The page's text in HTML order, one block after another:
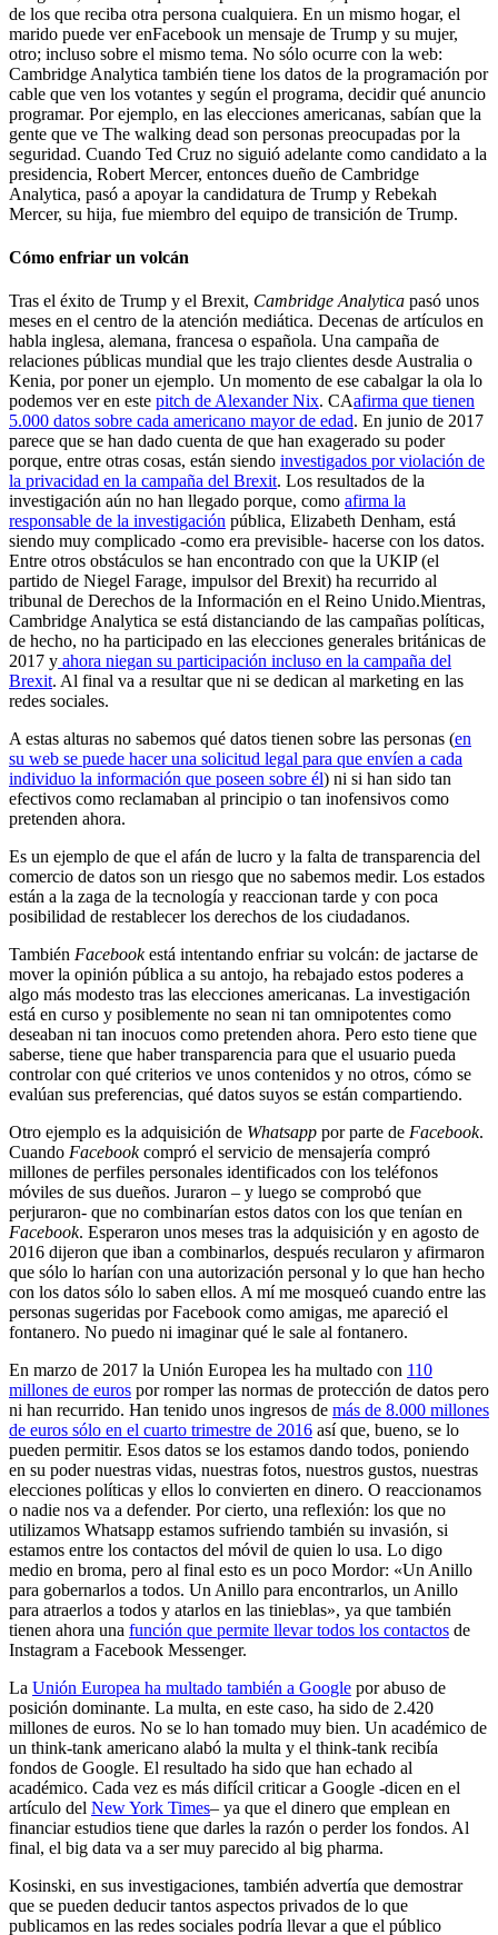
de los que reciba otra persona cualquiera. En un mismo hogar, el
marido puede ver enFacebook un mensaje de Trump y su mujer,
otro; incluso sobre el mismo tema. No sólo ocurre con la web:
Cambridge Analytica también tiene los datos de la programación por
cable que ven los votantes y según el programa, decidir qué anuncio
programar. Por ejemplo, en las elecciones americanas, sabían que la
gente que ve The walking dead son personas preocupadas por la
seguridad. Cuando Ted Cruz no siguió adelante como candidato a la
presidencia, Robert Mercer, entonces dueño de Cambridge
Analytica, pasó a apoyar la candidatura de Trump y Rebekah
Mercer, su hija, fue miembro del equipo de transición de Trump.
Cómo enfriar un volcán
Tras el éxito de Trump y el Brexit, Cambridge Analytica pasó unos
meses en el centro de la atención mediática. Decenas de artículos en
habla inglesa, alemana, francesa o española. Una campaña de
relaciones públicas mundial que les trajo clientes desde Australia o
Kenia, por poner un ejemplo. Un momento de ese cabalgar la ola lo
podemos ver en este pitch de Alexander Nix. CAafirma que tienen
5.000 datos sobre cada americano mayor de edad. En junio de 2017
parece que se han dado cuenta de que han exagerado su poder
porque, entre otras cosas, están siendo investigados por violación de
la privacidad en la campaña del Brexit. Los resultados de la
investigación aún no han llegado porque, como afirma la
responsable de la investigación pública, Elizabeth Denham, está
siendo muy complicado -como era previsible- hacerse con los datos.
Entre otros obstáculos se han encontrado con que la UKIP (el
partido de Niegel Farage, impulsor del Brexit) ha recurrido al
tribunal de Derechos de la Información en el Reino Unido.Mientras,
Cambridge Analytica se está distanciando de las campañas políticas,
de hecho, no ha participado en las elecciones generales británicas de
2017 y ahora niegan su participación incluso en la campaña del
Brexit. Al final va a resultar que ni se dedican al marketing en las
redes sociales.
A estas alturas no sabemos qué datos tienen sobre las personas (en
su web se puede hacer una solicitud legal para que envíen a cada
individuo la información que poseen sobre él) ni si han sido tan
efectivos como reclamaban al principio o tan inofensivos como
pretenden ahora.
Es un ejemplo de que el afán de lucro y la falta de transparencia del
comercio de datos son un riesgo que no sabemos medir. Los estados
están a la zaga de la tecnología y reaccionan tarde y con poca
posibilidad de restablecer los derechos de los ciudadanos.
También Facebookestá intentando enfriar su volcán: de jactarse de
mover la opinión pública a su antojo, ha rebajado estos poderes a
algo más modesto tras las elecciones americanas. La investigación
está en curso y posiblemente no sean ni tan omnipotentes como
deseaban ni tan inocuos como pretenden ahora. Pero esto tiene que
saberse, tiene que haber transparencia para que el usuario pueda
controlar con qué criterios ve unos contenidos y no otros, cómo se
evalúan sus preferencias, qué datos suyos se están compartiendo.
Otro ejemplo es la adquisición de Whatsapp por parte de Facebook.
Cuando Facebookcompró el servicio de mensajería compró
millones de perfiles personales identificados con los teléfonos
móviles de sus dueños. Juraron – y luego se comprobó que
perjuraron- que no combinarían estos datos con los que tenían en
Facebook. Esperaron unos meses tras la adquisición y en agosto de
2016 dijeron que iban a combinarlos, después recularon y afirmaron
que sólo lo harían con una autorización personal y lo que han hecho
con los datos sólo lo saben ellos. A mí me mosqueó cuando entre las
personas sugeridas por Facebook como amigas, me apareció el
fontanero. No puedo ni imaginar qué le sale al fontanero.
En marzo de 2017 la Unión Europea les ha multado con 110
millones de euros por romper las normas de protección de datos pero
ni han recurrido. Han tenido unos ingresos de más de 8.000 millones
de euros sólo en el cuarto trimestre de 2016 así que, bueno, se lo
pueden permitir. Esos datos se los estamos dando todos, poniendo
en su poder nuestras vidas, nuestras fotos, nuestros gustos, nuestras
elecciones políticas y ellos lo convierten en dinero. O reaccionamos
o nadie nos va a defender. Por cierto, una reflexión: los que no
utilizamos Whatsapp estamos sufriendo también su invasión, si
estamos entre los contactos del móvil de quien lo usa. Lo digo
medio en broma, pero al final esto es un poco Mordor: «Un Anillo
para gobernarlos a todos. Un Anillo para encontrarlos, un Anillo
para atraerlos a todos y atarlos en las tinieblas», ya que también
tienen ahora una función que permite llevar todos los contactos de
Instagram a Facebook Messenger.
La Unión Europea ha multado también a Google por abuso de
posición dominante. La multa, en este caso, ha sido de 2.420
millones de euros. No se lo han tomado muy bien. Un académico de
un think-tank americano alabó la multa y el think-tank recibía
fondos de Google. El resultado ha sido que han echado al
académico. Cada vez es más difícil criticar a Google -dicen en el
artículo del New York Times– ya que el dinero que emplean en
financiar estudios tiene que darles la razón o perder los fondos. Al
final, el big data va a ser muy parecido al big pharma.
Kosinski, en sus investigaciones, también advertía que demostrar
que se pueden deducir tantos aspectos privados de lo que
publicamos en las redes sociales podría llevar a que el público